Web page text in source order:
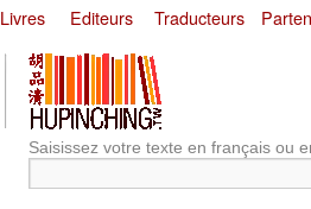
Livres Editeurs Traducteurs
Saisissez votre texte en français ou